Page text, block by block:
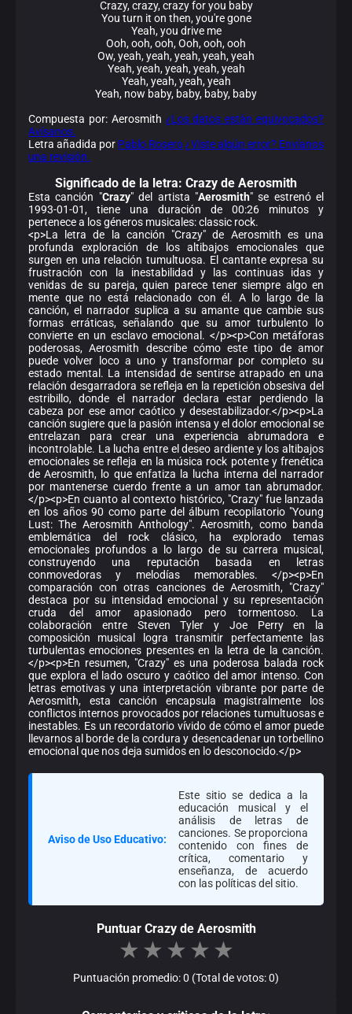
Crazy, crazy, crazy for you baby
You turn it on then, you're gone
Yeah, you drive me
Ooh, ooh, ooh, Ooh, ooh, ooh
Ow, yeah, yeah, yeah, yeah, yeah
Yeah, yeah, yeah, yeah, yeah
Yeah, yeah, yeah, yeah
Yeah, now baby, baby, baby, baby
Compuesta por: Aerosmith ¿Los datos están equivocados?
Avísanos.
Letra añadida por Pablo Rosero¿Viste algún error? Envíanos
una revisión.
Significado de la letra: Crazy de Aerosmith
Esta canción "Crazy" del artista "Aerosmith" se estrenó el
1993-01-01, tiene una duración de 00:26 minutos y
pertenece a los géneros musicales: classic rock.
<p>La letra de la canción "Crazy" de Aerosmith es una
profunda exploración de los altibajos emocionales que
surgen en una relación tumultuosa. El cantante expresa su
frustración con la inestabilidad y las continuas idas y
venidas de su pareja, quien parece tener siempre algo en
mente que no está relacionado con él. A lo largo de la
canción, el narrador suplica a su amante que cambie sus
formas erráticas, señalando que su amor turbulento lo
convierte en un esclavo emocional. </p><p>Con metáforas
poderosas, Aerosmith describe cómo este tipo de amor
puede volver loco a uno y transformar por completo su
estado mental. La intensidad de sentirse atrapado en una
relación desgarradora se refleja en la repetición obsesiva del
estribillo, donde el narrador declara estar perdiendo la
cabeza por ese amor caótico y desestabilizador.</p><p>La
canción sugiere que la pasión intensa y el dolor emocional se
entrelazan para crear una experiencia abrumadora e
incontrolable. La lucha entre el deseo ardiente y los altibajos
emocionales se refleja en la música rock potente y frenética
de Aerosmith, lo que enfatiza la lucha interna del narrador
por mantenerse cuerdo frente a un amor tan abrumador.
</p><p>En cuanto al contexto histórico, "Crazy" fue lanzada
en los años 90 como parte del álbum recopilatorio "Young
Lust: The Aerosmith Anthology". Aerosmith, como banda
emblemática del rock clásico, ha explorado temas
emocionales profundos a lo largo de su carrera musical,
construyendo una reputación basada en letras
conmovedoras y melodías memorables. </p><p>En
comparación con otras canciones de Aerosmith, "Crazy"
destaca por su intensidad emocional y su representación
cruda del amor apasionado pero tormentoso. La
colaboración entre Steven Tyler y Joe Perry en la
composición musical logra transmitir perfectamente las
turbulentas emociones presentes en la letra de la canción.
</p><p>En resumen, "Crazy" es una poderosa balada rock
que explora el lado oscuro y caótico del amor intenso. Con
letras emotivas y una interpretación vibrante por parte de
Aerosmith, esta canción encapsula magistralmente los
conflictos internos provocados por relaciones tumultuosas e
inestables. Es un recordatorio vívido de cómo el amor puede
llevarnos al borde de la cordura y desencadenar un torbellino
emocional que nos deja sumidos en lo desconocido.</p>
Aviso de Uso Educativo:
Este sitio se dedica a la
educación musical y el
análisis de letras de
canciones. Se proporciona
contenido con fines de
crítica, comentario y
enseñanza, de acuerdo
con las políticas del sitio.
Puntuar Crazy de Aerosmith
★ ★ ★ ★ ★
Puntuación promedio: 0 (Total de votos: 0)